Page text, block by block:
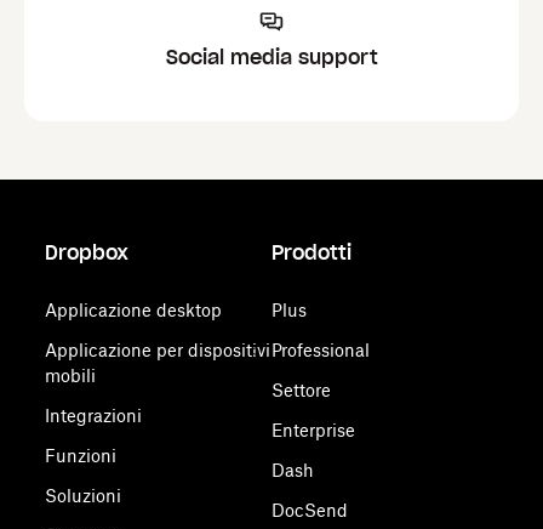
Social media support
Dropbox
Applicazione desktop
Applicazione per dispositivi
mobili
Integrazioni
Funzioni
Soluzioni
Prodotti
Plus
Professional
Settore
Enterprise
Dash
DocSend